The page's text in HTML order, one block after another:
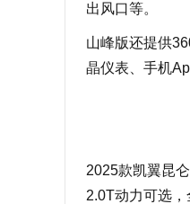
出风口等。
山峰版还提供
晶仪表、手机
2025款凯翼昆
2.0T动力可选，